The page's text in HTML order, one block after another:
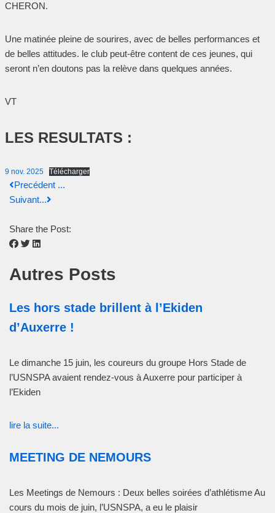
CHERON.
Une matinée pleine de sourires, avec de belles performances et
de belles attitudes. le club peut-être content de ces jeunes, qui
seront n’en doutons pas la relève dans quelques années.
VT
LES RESULTATS :
9 nov. 2025 Télécharger
Precédent ...
Suivant...
Share the Post:
Autres Posts
Les hors stade brillent à l’Ekiden
d’Auxerre !
Le dimanche 15 juin, les coureurs du groupe Hors Stade de
l’USNSPA avaient rendez-vous à Auxerre pour participer à
l’Ekiden
lire la suite...
MEETING DE NEMOURS
Les Meetings de Nemours : Deux belles soirées d’athlétisme Au
cours du mois de juin, l’USNSPA, a eu le plaisir